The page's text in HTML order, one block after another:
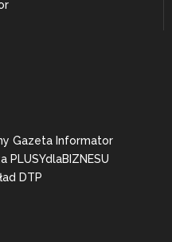
Gazeta Informator
DTP